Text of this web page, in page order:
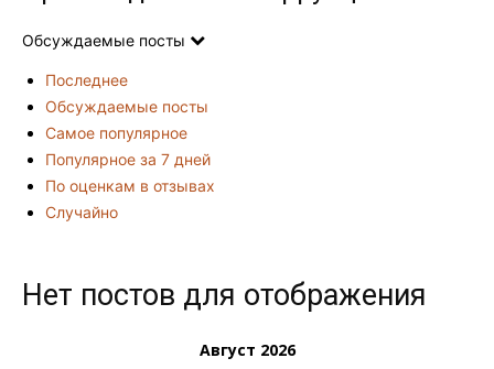
Обсуждаемые посты
Последнее
Обсуждаемые посты
Самое популярное
Популярное за 7 дней
По оценкам в отзывах
Случайно
Нет постов для отображения
Август 2026